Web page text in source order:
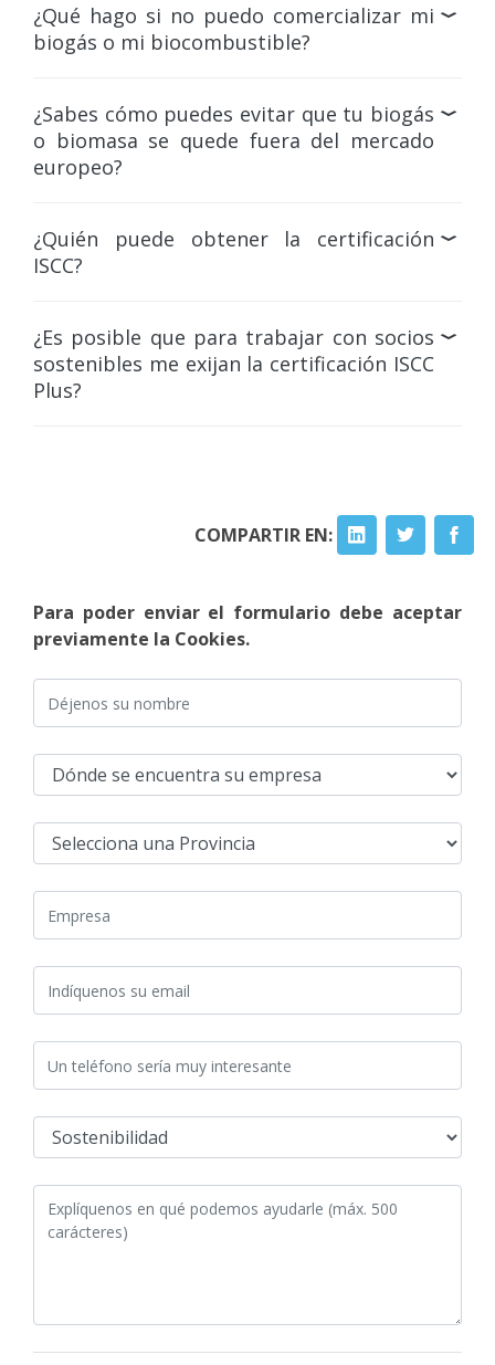
¿Qué hago si no puedo comercializar mi
biogás o mi biocombustible?
¿Sabes cómo puedes evitar que tu biogás
o biomasa se quede fuera del mercado
europeo?
¿Quién puede obtener la certificación
ISCC?
¿Es posible que para trabajar con socios
sostenibles me exijan la certificación ISCC
Plus?
COMPARTIR EN:
Para poder enviar el formulario debe aceptar
previamente la Cookies.